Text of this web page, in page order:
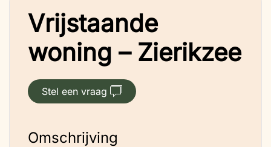
Vrijstaande
woning – Zierikzee
Stel een vraag
Omschrijving